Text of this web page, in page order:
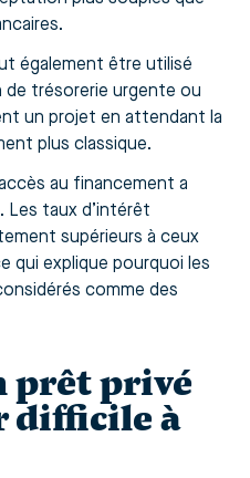
également être utilisé
trésorerie urgente ou
un projet en attendant la
plus classique.
au financement a
taux d’intérêt
supérieurs à ceux
qui explique pourquoi les
comme des
prêt privé
difficile à